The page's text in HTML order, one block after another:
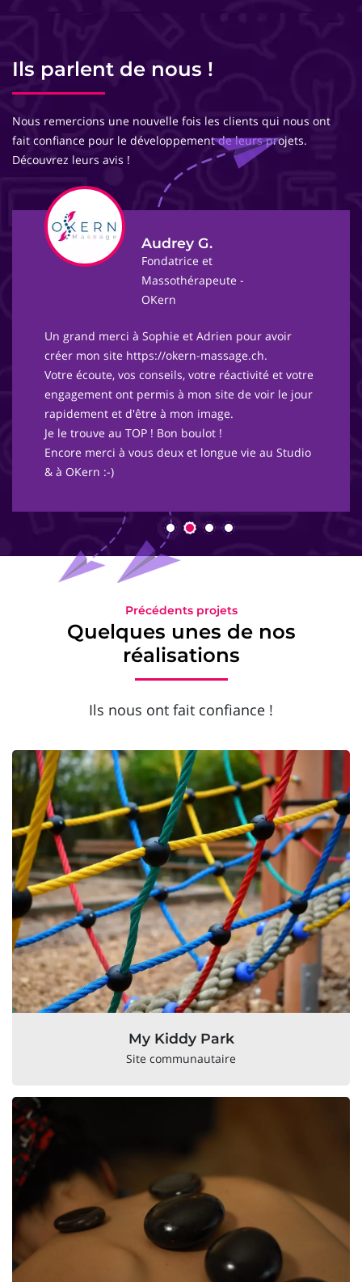
Ils parlent de nous !
Nous remercions une nouvelle fois les clients qui nous ont
fait confiance pour le développement de leurs projets.
Découvrez leurs avis !
Audrey G.
Fondatrice et
Massothérapeute -
OKern
Un grand merci à Sophie et Adrien pour avoir
créer mon site https://okern-massage.ch.
Votre écoute, vos conseils, votre réactivité et votre
engagement ont permis à mon site de voir le jour
rapidement et d'être à mon image.
Je le trouve au TOP ! Bon boulot !
Encore merci à vous deux et longue vie au Studio
& à OKern :-)
Précédents projets
Quelques unes de nos
réalisations
Ils nous ont fait confiance !
My Kiddy Park
Site communautaire